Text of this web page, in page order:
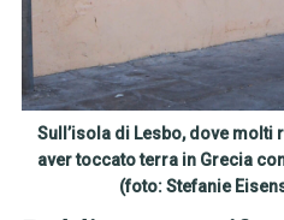
Sull’isola di Lesbo, dove
aver toccato terra in Grecia
(foto: Stefanie